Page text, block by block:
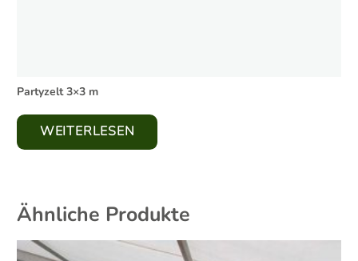
Partyzelt 3×3 m
WEITERLESEN
Ähnliche Produkte